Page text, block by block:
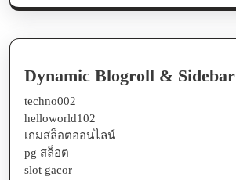
Dynamic Blogroll & Sidebar
techno002
helloworld102
เกมสล็อตออนไลน์
pg สล็อต
slot gacor